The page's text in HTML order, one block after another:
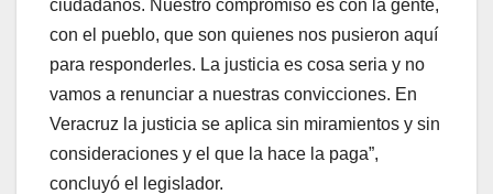
ciudadanos. Nuestro compromiso es con la gente,
con el pueblo, que son quienes nos pusieron aquí
para responderles. La justicia es cosa seria y no
vamos a renunciar a nuestras convicciones. En
Veracruz la justicia se aplica sin miramientos y sin
consideraciones y el que la hace la paga”,
concluyó el legislador.